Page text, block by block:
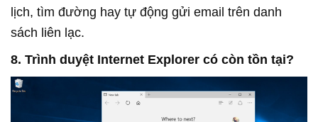
lịch, tìm đường hay tự động gửi email trên danh
sách liên lạc.
8. Trình duyệt Internet Explorer có còn tồn tại?